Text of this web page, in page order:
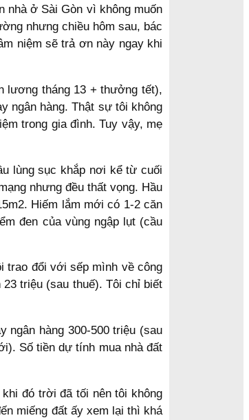
nhà ở Sài Gòn vì không muốn
nhưng chiều hôm sau, bác
niệm sẽ trả ơn này ngay khi
lương tháng 13 + thưởng tết),
ngân hàng. Thật sự tôi không
trong gia đình. Tuy vậy, mẹ
lùng sục khắp nơi kể từ cuối
nhưng đều thất vọng. Hầu
Hiếm lắm mới có 1-2 căn
đen của vùng ngập lụt (cầu
trao đổi với sếp mình về công
triệu (sau thuế). Tôi chỉ biết
hàng 300-500 triệu (sau
Số tiền dự tính mua nhà đất
đó trời đã tối nên tôi không
miếng đất ấy xem lại thì khá